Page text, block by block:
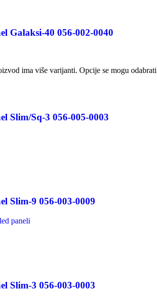
Galaksi-40 056-002-0040
ima više varijanti. Opcije se mogu
Slim/Sq-3 056-005-0003
Slim-9 056-003-0009
paneli
Slim-3 056-003-0003